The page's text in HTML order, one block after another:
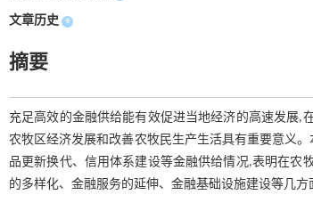
文章历史 +
摘要
充足高效的金融供给能有效促进当地经济的高速发展,
农牧区经济发展和改善农牧民生产生活具有重要意义
品更新换代、信用体系建设等金融供给情况,表明在农
的多样化、金融服务的延伸、金融基础设施建设等几